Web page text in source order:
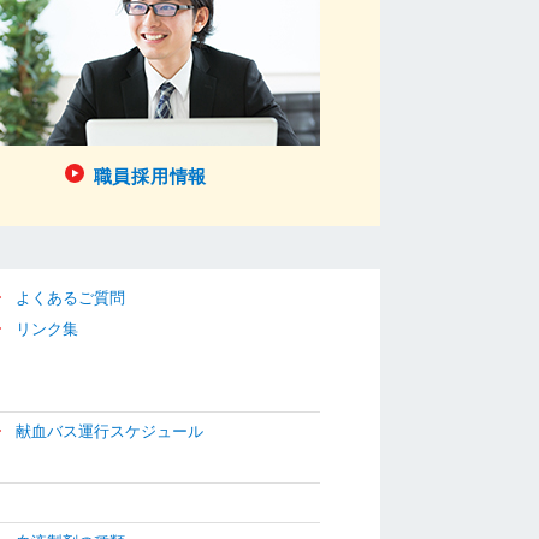
職員採用情報
よくあるご質問
リンク集
献血バス運行スケジュール